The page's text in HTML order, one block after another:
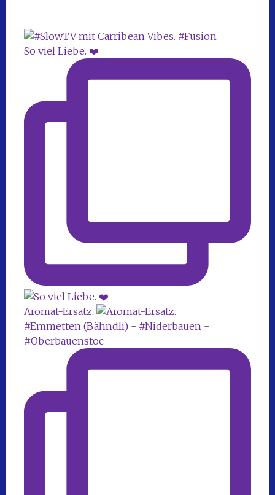
So viel Liebe. ❤️
Aromat-Ersatz.
#Emmetten (Bähndli) - #Niderbauen -
#Oberbauenstoc